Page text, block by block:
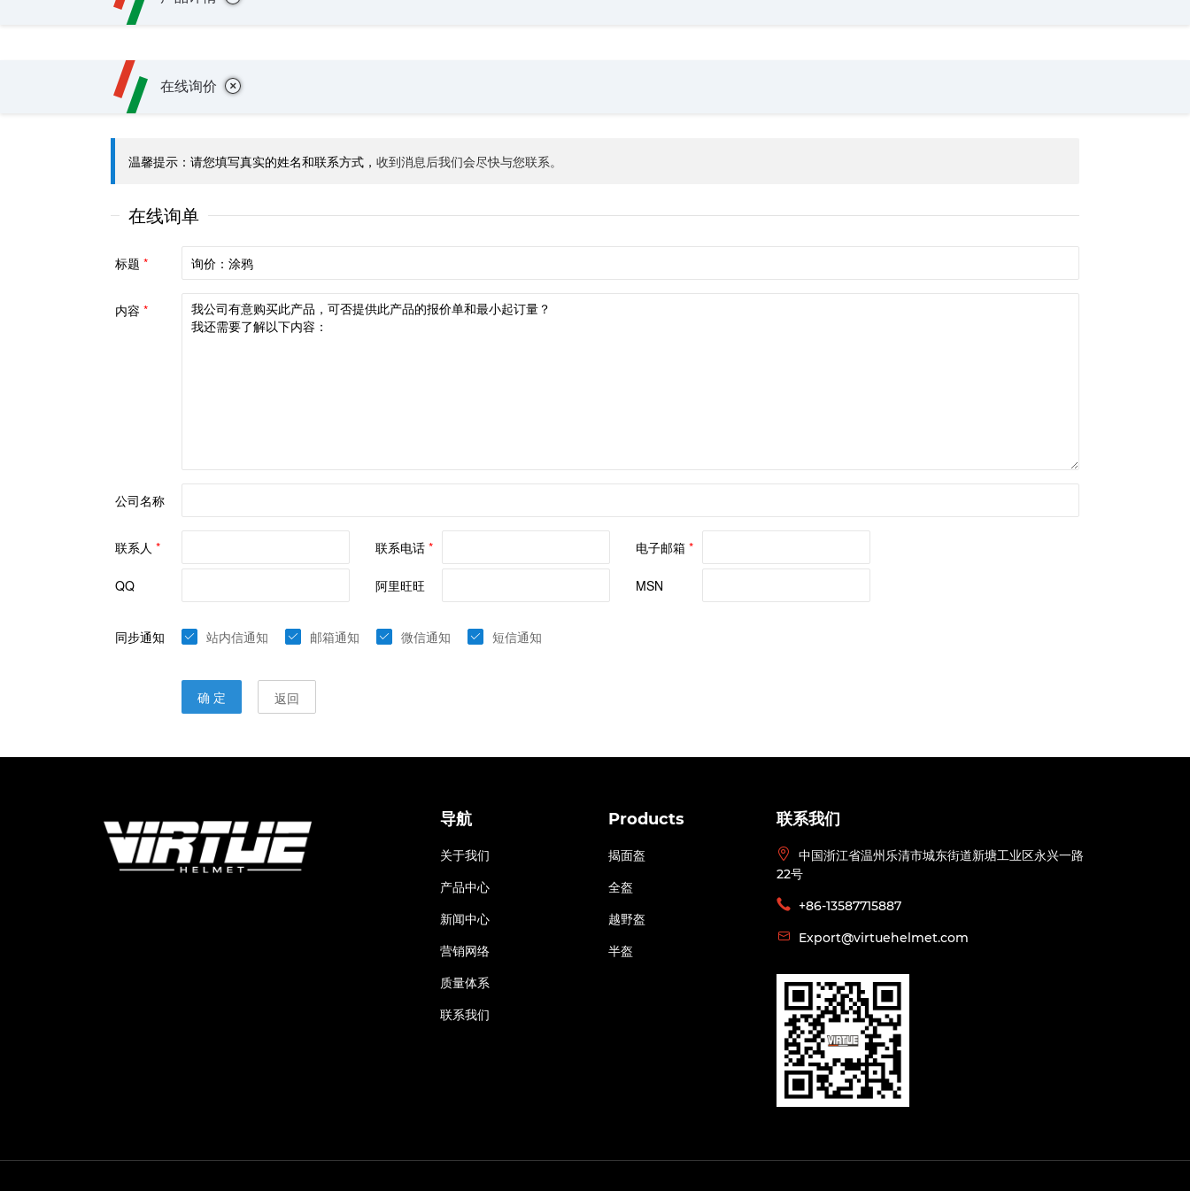
在线询价 +
导航
关于我们
产品中心
新闻中心
营销网络
质量体系
联系我们
Products
揭面盔
全盔
越野盔
半盔
联系我们
中国浙江省温州乐清市城东街道新塘工业区永兴一路
22号
+86-13587715887
Export@virtuehelmet.com